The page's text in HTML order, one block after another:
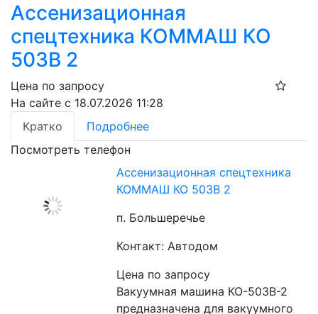
Ассенизационная
спецтехника КОММАШ КО
503В 2
Цена по запросу
На сайте с 18.07.2026 11:28
Кратко
Подробнее
Посмотреть телефон
Ассенизационная спецтехника
КОММАШ КО 503В 2
п. Большеречье
Контакт: Автодом
Цена по запросу
Вакуумная машина КО-503В-2
предназначена для вакуумного